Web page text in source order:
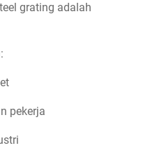
grating adalah
pekerja